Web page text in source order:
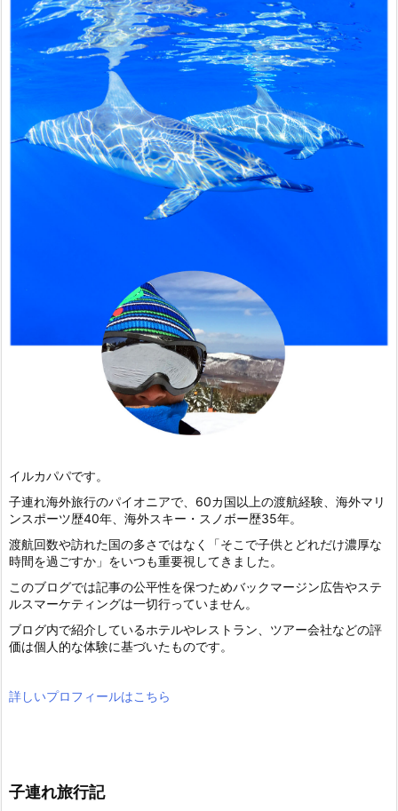
イルカパパです。
子連れ海外旅行のパイオニアで、60カ国以上の渡航経験、海外マリ
ンスポーツ歴40年、海外スキー・スノボー歴35年。
渡航回数や訪れた国の多さではなく「そこで子供とどれだけ濃厚な
時間を過ごすか」をいつも重要視してきました。
このブログでは記事の公平性を保つためバックマージン広告やステ
ルスマーケティングは一切行っていません。
ブログ内で紹介しているホテルやレストラン、ツアー会社などの評
価は個人的な体験に基づいたものです。
詳しいプロフィールはこちら
子連れ旅行記